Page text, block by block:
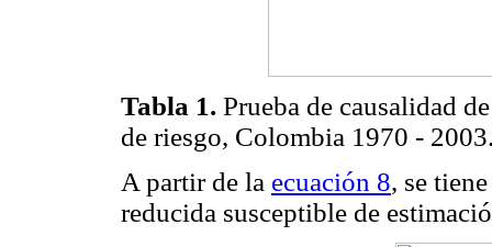
Tabla 1. Prueba de causalidad
de riesgo, Colombia 1970 -
A partir de la ecuación 8, se
reducida susceptible de